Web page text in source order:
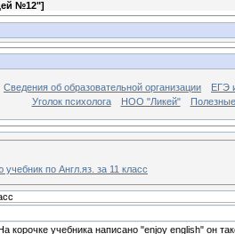
№12"]
Сведения об образовательной организации
ЕГЭ
Уголок психолога
НОО "Ликей"
учебник по Англ.яз. за 11 класс
корочке учебника написано "enjoy english" он